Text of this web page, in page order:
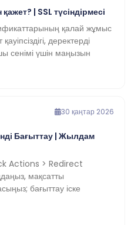
| SSL түсіндірмесі
қалай жұмыс
деректерді
сенімі үшін маңызын
30 қаңтар 2026
Бағыттау | Жылдам
Actions > Redirect
мақсатты
бағыттау іске